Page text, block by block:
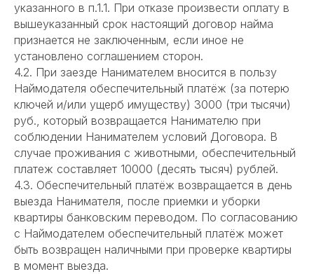
указанного в п.1.1. При отказе произвести оплату в
вышеуказанный срок настоящий договор найма
признается не заключенным, если иное не
установлено соглашением сторон.
4.2. При заезде Нанимателем вносится в пользу
Наймодателя обеспечительный платёж (за потерю
ключей и/или ущерб имуществу) 3000 (три тысячи)
руб., который возвращается Нанимателю при
соблюдении Нанимателем условий Договора. В
случае проживания с животными, обеспечительный
платеж составляет 10000 (десять тысяч) рублей.
4.3. Обеспечительный платёж возвращается в день
выезда Нанимателя, после приемки и уборки
квартиры банковским переводом. По согласованию
с Наймодателем обеспечительный платёж может
быть возвращен наличными при проверке квартиры
в момент выезда.